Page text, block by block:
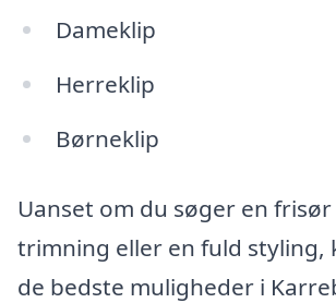
Dameklip
Herreklip
Børneklip
Uanset om du søger en
trimning eller en fuld styling,
de bedste muligheder i